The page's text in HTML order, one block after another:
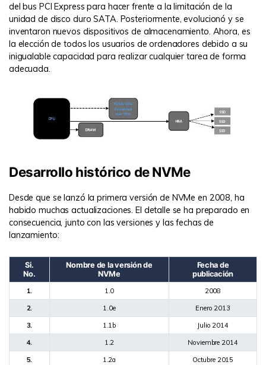
del bus PCI Express para hacer frente a la limitación de la
unidad de disco duro SATA. Posteriormente, evolucionó y se
inventaron nuevos dispositivos de almacenamiento. Ahora, es
la elección de todos los usuarios de ordenadores debido a su
inigualable capacidad para realizar cualquier tarea de forma
adecuada.
Desarrollo histórico de NVMe
Desde que se lanzó la primera versión de NVMe en 2008, ha
habido muchas actualizaciones. El detalle se ha preparado en
consecuencia, junto con las versiones y las fechas de
lanzamiento:
Si.
No.
Nombre de la versión de
NVMe
Fecha de
publicación
1. 1.0 2008
2. 1.0e Enero 2013
3. 1.1b Julio 2014
4. 1.2 Noviembre 2014
5. 1.2a Octubre 2015